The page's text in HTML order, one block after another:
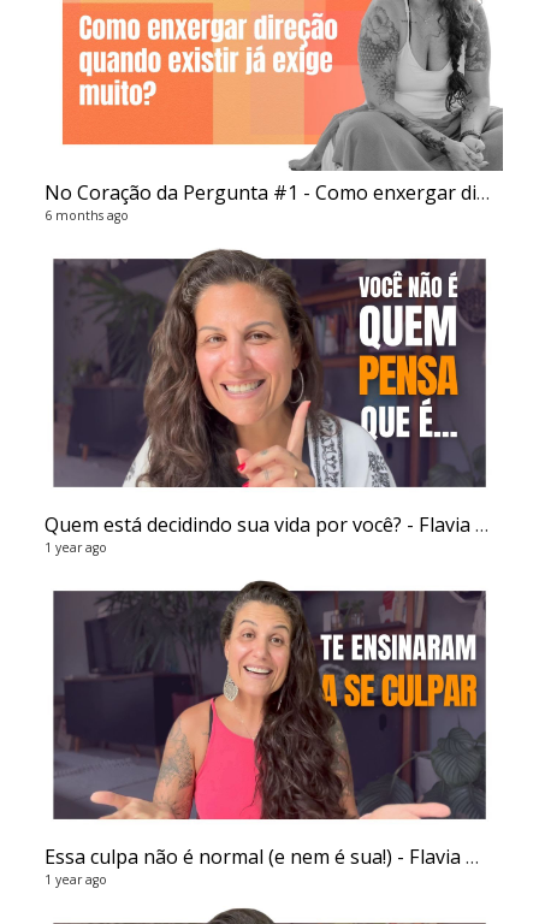
No Coração da Pergunta #1 - Como enxergar direção quando apenas existir já exige tudo
6 months ago
Quem está decidindo sua vida por você? - Flavia Melissa
1 year ago
Essa culpa não é normal (e nem é sua!) - Flavia Melissa
1 year ago